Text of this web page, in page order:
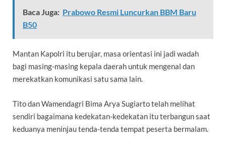
Baca Juga: Prabowo Resmi Luncurkan BBM Baru
B50
Mantan Kapolri itu berujar, masa orientasi ini jadi wadah
bagi masing-masing kepala daerah untuk mengenal dan
merekatkan komunikasi satu sama lain.
Tito dan Wamendagri Bima Arya Sugiarto telah melihat
sendiri bagaimana kedekatan-kedekatan itu terbangun saat
keduanya meninjau tenda-tenda tempat peserta bermalam.